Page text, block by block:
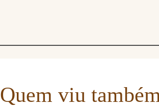
Quem viu